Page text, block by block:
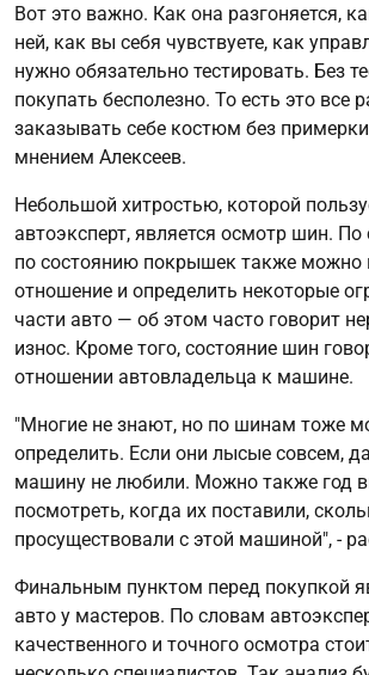
Вот это важно. Как она разгоняется,
ней, как вы себя чувствуете, как
нужно обязательно тестировать. Без
покупать бесполезно. То есть это все
заказывать себе костюм без
мнением Алексеев.
Небольшой хитростью, которой
автоэксперт, является осмотр шин.
по состоянию покрышек также можно
отношение и определить некоторые
части авто — об этом часто говорит
износ. Кроме того, состояние шин
отношении автовладельца к машине.
"Многие не знают, но по шинам тоже
определить. Если они лысые совсем,
машину не любили. Можно также год
посмотреть, когда их поставили,
просуществовали с этой машиной", -
Финальным пунктом перед покупкой
авто у мастеров. По словам
качественного и точного осмотра